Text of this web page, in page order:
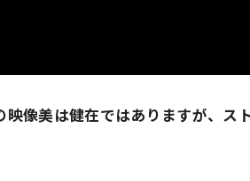
像美は健在ではありますが、ス